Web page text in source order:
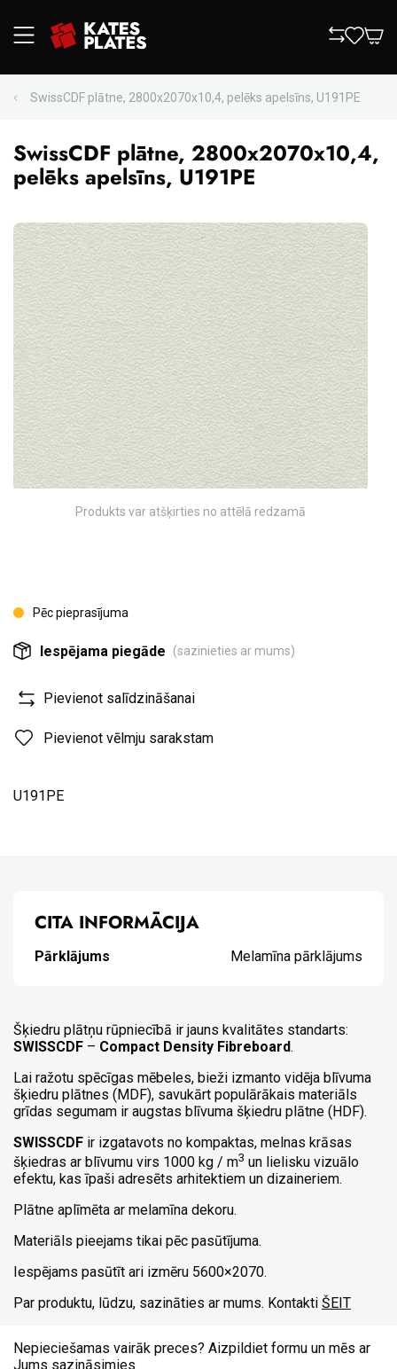
SwissCDF plātne, 2800x2070x10,4, pelēks apelsīns, U191PE
SwissCDF plātne, 2800x2070x10,4,
pelēks apelsīns, U191PE
Pēc pieprasījuma
Iespējama piegāde (sazinieties ar mums)
Pievienot salīdzināšanai
Pievienot vēlmju sarakstam
Produkts var atšķirties no attēlā redzamā
U191PE
CITA INFORMĀCIJA
Pārklājums Melamīna pārklājums
Šķiedru plātņu rūpniecībā ir jauns kvalitātes standarts:
SWISSCDF – Compact Density Fibreboard.
Lai ražotu spēcīgas mēbeles, bieži izmanto vidēja blīvuma
šķiedru plātnes (MDF), savukārt populārākais materiāls
grīdas segumam ir augstas blīvuma šķiedru plātne (HDF).
SWISSCDF ir izgatavots no kompaktas, melnas krāsas
šķiedras ar blīvumu virs 1000 kg / m3 un lielisku vizuālo
efektu, kas īpaši adresēts arhitektiem un dizaineriem.
Plātne aplīmēta ar melamīna dekoru.
Materiāls pieejams tikai pēc pasūtījuma.
Iespējams pasūtīt ari izmēru 5600×2070.
Par produktu, lūdzu, sazināties ar mums. Kontakti ŠEIT
Nepieciešamas vairāk preces? Aizpildiet formu un mēs ar
Jums sazināsimies